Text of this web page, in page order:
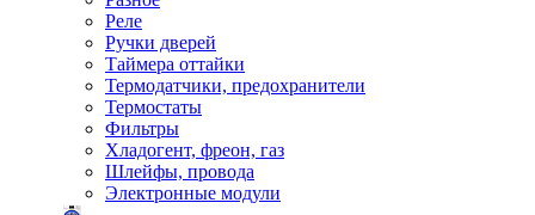
Реле
Ручки дверей
Таймера оттайки
Термодатчики, предохранители
Термостаты
Фильтры
Хладогент, фреон, газ
Шлейфы, провода
Электронные модули